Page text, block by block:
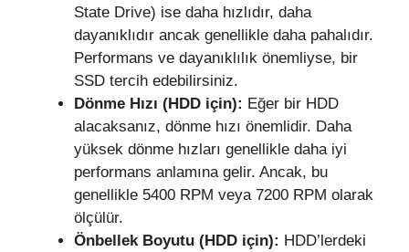
State Drive) ise daha hızlıdır, daha
dayanıklıdır ancak genellikle daha pahalıdır.
Performans ve dayanıklılık önemliyse, bir
SSD tercih edebilirsiniz.
Dönme Hızı (HDD için): Eğer bir HDD
alacaksanız, dönme hızı önemlidir. Daha
yüksek dönme hızları genellikle daha iyi
performans anlamına gelir. Ancak, bu
genellikle 5400 RPM veya 7200 RPM olarak
ölçülür.
Önbellek Boyutu (HDD için): HDD’lerdeki